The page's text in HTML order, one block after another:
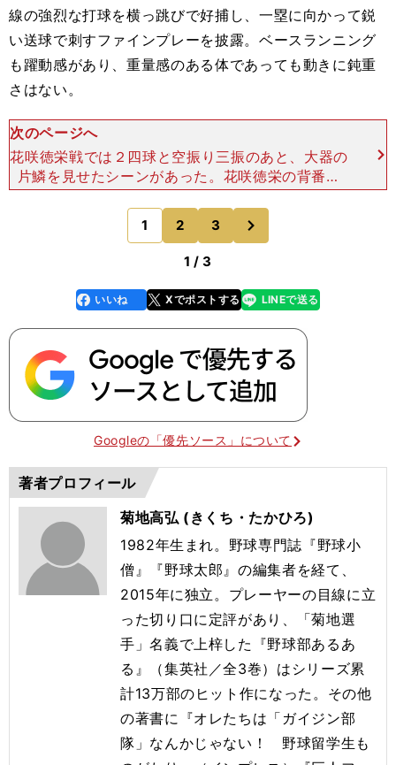
線の強烈な打球を横っ跳びで好捕し、一塁に向かって鋭
い送球で刺すファインプレーを披露。ベースランニング
も躍動感があり、重量感のある体であっても動きに鈍重
さはない。
次のページへ
花咲徳栄戦では２四球と空振り三振のあと、大器の
片鱗を見せたシーンがあった。花咲徳栄の背番号
１・正岡大弥の前に２ストライクと追い込まれなが
らも、藤井は強振。打球はレフト上空に舞い上がる
大飛球になった。
1 2 3
1 / 3
faceboo
k
いいね Xでポストする
line LINEで送る
Googleの「優先ソース」について
著者プロフィール
菊地高弘 (きくち・たかひろ)
1982年生まれ。野球専門誌『野球小
僧』『野球太郎』の編集者を経て、
2015年に独立。プレーヤーの目線に立
った切り口に定評があり、「菊地選
手」名義で上梓した『野球部あるあ
る』（集英社／全3巻）はシリーズ累
計13万部のヒット作になった。その他
の著書に『オレたちは「ガイジン部
隊」なんかじゃない！ 野球留学生も